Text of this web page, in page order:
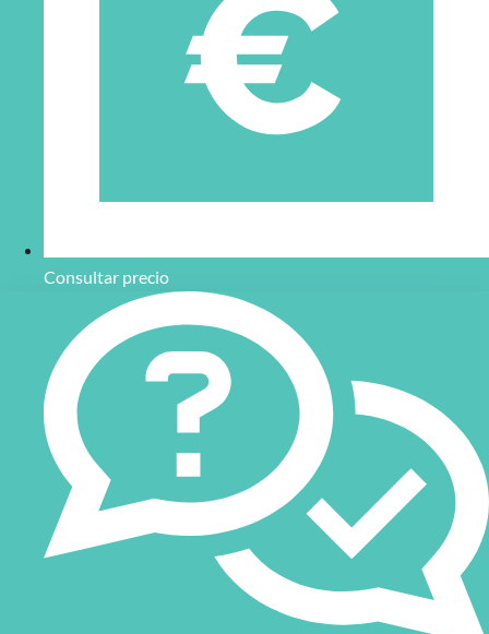
Consultar precio